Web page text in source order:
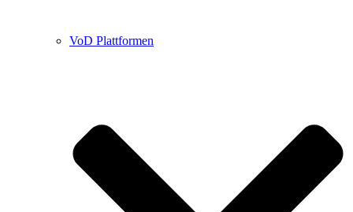
VoD Plattformen